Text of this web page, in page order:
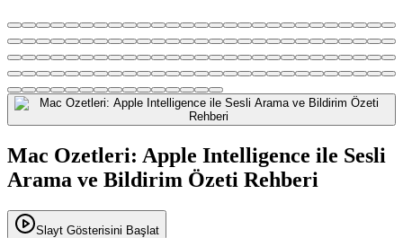
Mac Ozetleri: Apple Intelligence ile Sesli
Arama ve Bildirim Özeti Rehberi
Slayt Gösterisini Başlat